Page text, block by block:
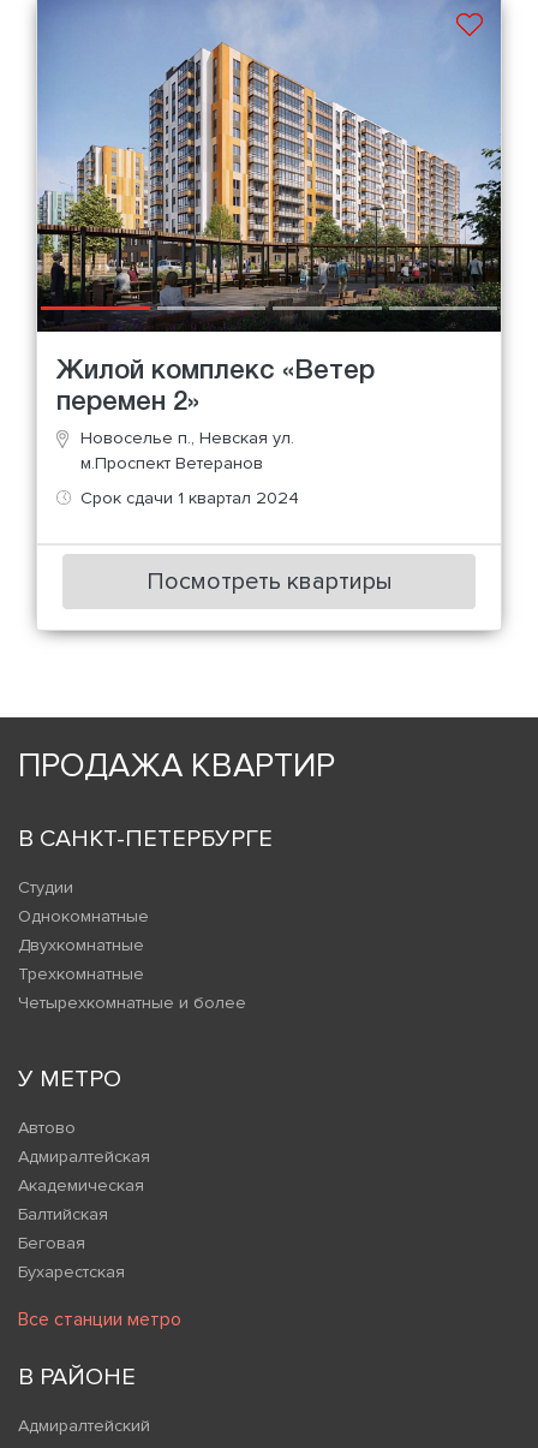
Жилой комплекс «Ветер
перемен 2»
Новоселье п., Невская ул.
м.Проспект Ветеранов
Срок сдачи 1 квартал 2024
Посмотреть квартиры
ПРОДАЖА КВАРТИР
В САНКТ-ПЕТЕРБУРГЕ
Студии
Однокомнатные
Двухкомнатные
Трехкомнатные
Четырехкомнатные и более
У МЕТРО
Автово
Адмиралтейская
Академическая
Балтийская
Беговая
Бухарестская
Все станции метро
В РАЙОНЕ
Адмиралтейский